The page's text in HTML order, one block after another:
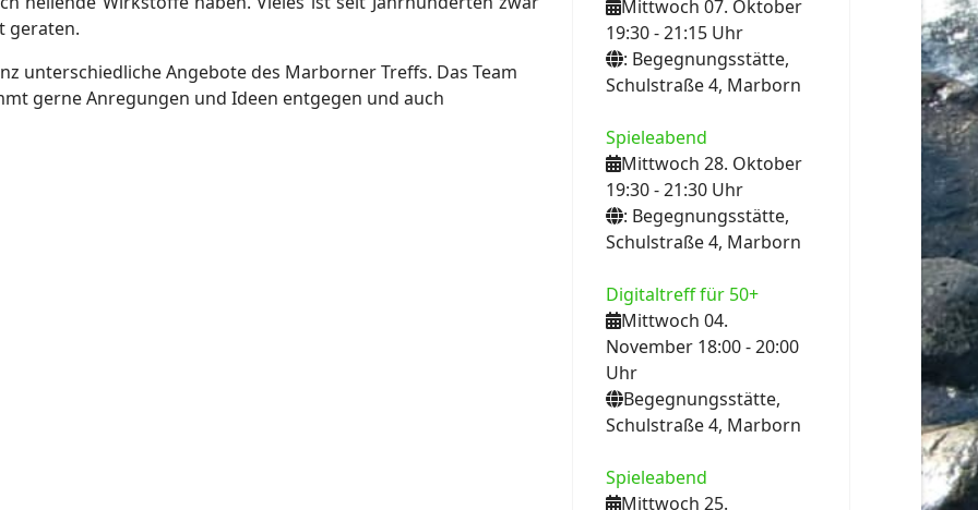
geraten.
unterschiedliche Angebote des Marborner Treffs. Das Team
gerne Anregungen und Ideen entgegen und auch
Mittwoch 07. Oktober
19:30- 21:15 Uhr
: Begegnungsstätte,
Schulstraße 4, Marborn
Spieleabend
Mittwoch 28. Oktober
19:30- 21:30 Uhr
: Begegnungsstätte,
Schulstraße 4, Marborn
Digitaltreff für 50+
Mittwoch 04.
November 18:00- 20:00
Uhr
Begegnungsstätte,
Schulstraße 4, Marborn
Spieleabend
Mittwoch 25.